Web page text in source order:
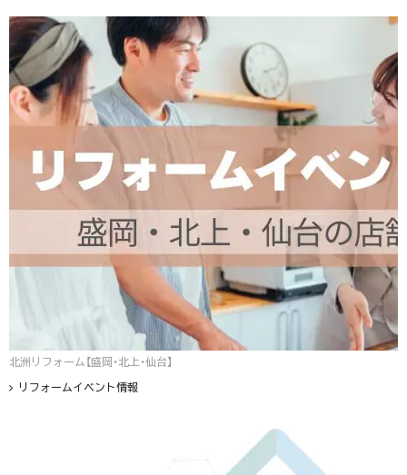
北洲リフォーム【盛岡・北上・仙台】
リフォームイベント情報